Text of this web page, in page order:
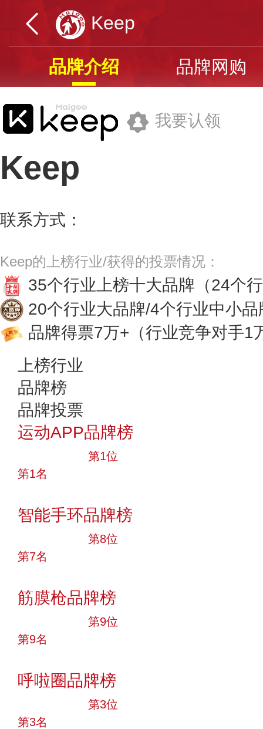
Keep
品牌介绍 品牌网购
我要认领
Keep
联系方式：
Keep的上榜行业/获得的投票情况：
35个行业上榜十大品牌 （24个
20个行业大品牌/4个行业中小品
品牌得票7万+ （行业竞争对手1
上榜行业
品牌榜
品牌投票
运动APP品牌榜
第1位
第1名
智能手环品牌榜
第8位
第7名
筋膜枪品牌榜
第9位
第9名
呼啦圈品牌榜
第3位
第3名